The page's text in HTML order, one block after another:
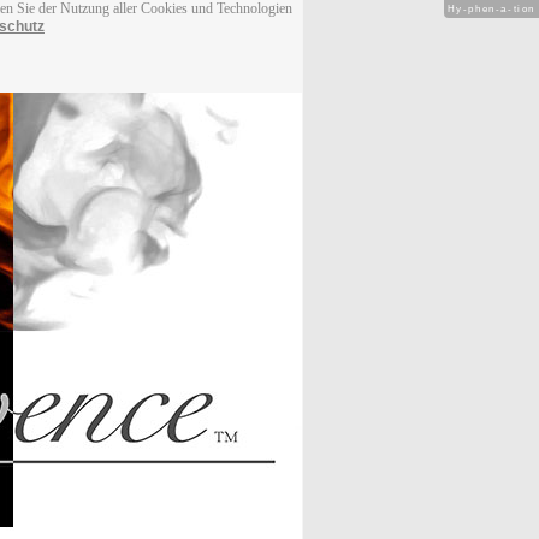
Sie der Nutzung aller Cookies und Technologien
Hy-phen-a-tion